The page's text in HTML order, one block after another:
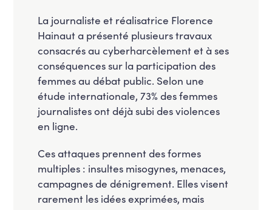
La journaliste et réalisatrice Florence
Hainaut a présenté plusieurs travaux
consacrés au cyberharcèlement et à ses
conséquences sur la participation des
femmes au débat public. Selon une
étude internationale, 73% des femmes
journalistes ont déjà subi des violences
en ligne.
Ces attaques prennent des formes
multiples : insultes misogynes, menaces,
campagnes de dénigrement. Elles visent
rarement les idées exprimées, mais